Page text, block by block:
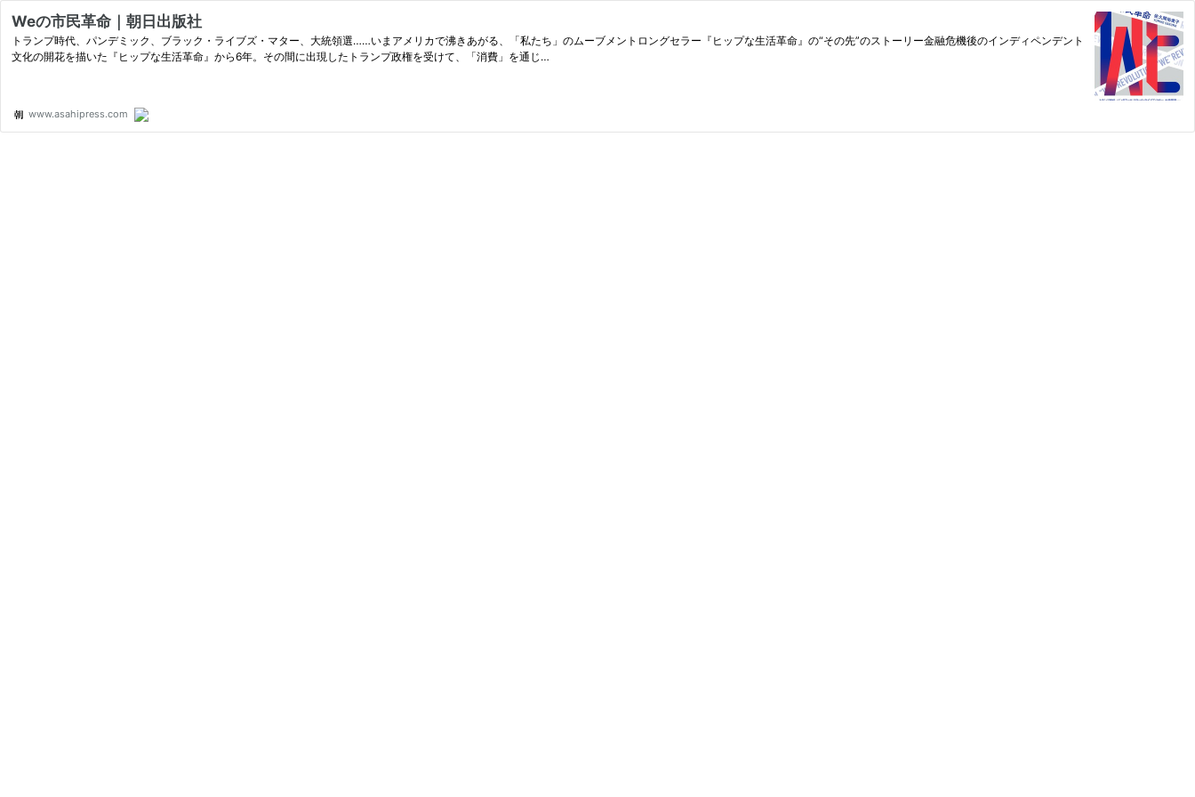
Weの市民革命｜朝日出版社
トランプ時代、パンデミック、ブラック・ライブズ・マター、大統領選……いまアメリカで沸きあがる、「私たち」のムーブメントロングセラー『ヒップな生活革命』の“その先”のストーリー金融危機後のインディペンデント
文化の開花を描いた『ヒップな生活革命』から6年。その間に出現したトランプ政権を受けて、「消費」を通じ…
www.asahipress.com